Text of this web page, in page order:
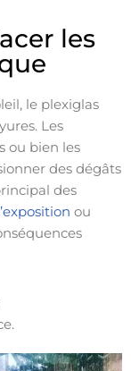
les
le plexiglas
Les
ou bien les
des dégâts
des
ou